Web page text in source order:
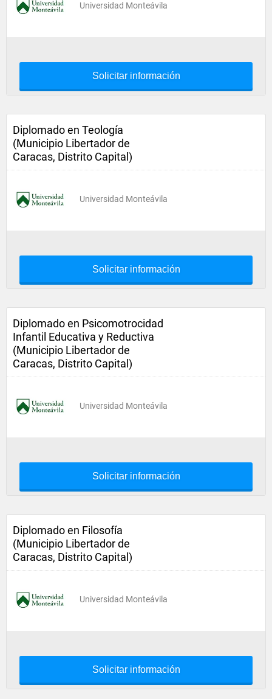
Universidad Monteávila
Solicitar información
Diplomado en Teología
(Municipio Libertador de
Caracas, Distrito Capital)
Universidad Monteávila
Solicitar información
Diplomado en Psicomotrocidad
Infantil Educativa y Reductiva
(Municipio Libertador de
Caracas, Distrito Capital)
Universidad Monteávila
Solicitar información
Diplomado en Filosofía
(Municipio Libertador de
Caracas, Distrito Capital)
Universidad Monteávila
Solicitar información